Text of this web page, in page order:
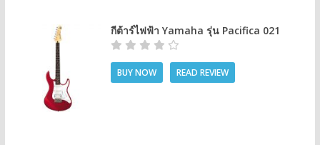
กีต้าร์ไฟฟ้า Yamaha รุ่น Pacifica 021
BUY NOW READ REVIEW